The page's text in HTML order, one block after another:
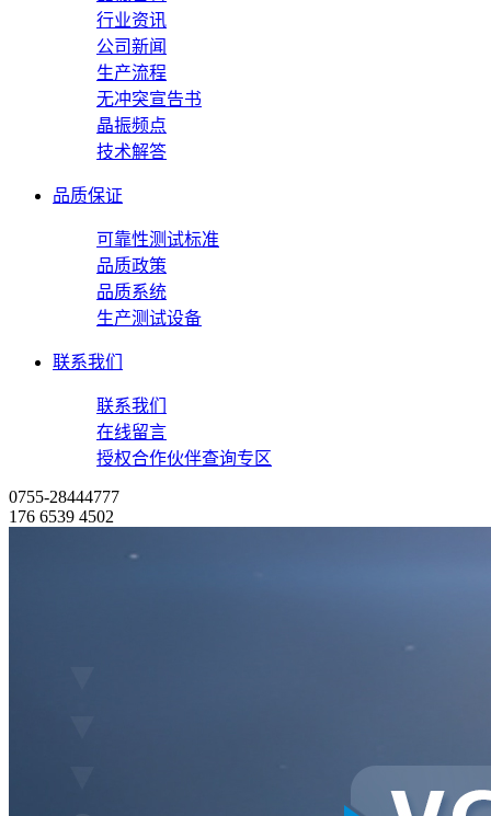
行业资讯
公司新闻
生产流程
无冲突宣告书
晶振频点
技术解答
品质保证
可靠性测试标准
品质政策
品质系统
生产测试设备
联系我们
联系我们
在线留言
授权合作伙伴查询专区
0755-28444777
176 6539 4502